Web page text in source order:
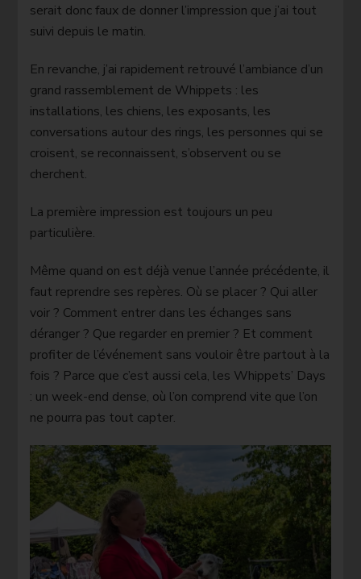
serait donc faux de donner l’impression que j’ai tout
suivi depuis le matin.
En revanche, j’ai rapidement retrouvé l’ambiance d’un
grand rassemblement de Whippets : les
installations, les chiens, les exposants, les
conversations autour des rings, les personnes qui se
croisent, se reconnaissent, s’observent ou se
cherchent.
La première impression est toujours un peu
particulière.
Même quand on est déjà venue l’année précédente, il
faut reprendre ses repères. Où se placer ? Qui aller
voir ? Comment entrer dans les échanges sans
déranger ? Que regarder en premier ? Et comment
profiter de l’événement sans vouloir être partout à la
fois ? Parce que c’est aussi cela, les Whippets’ Days
: un week-end dense, où l’on comprend vite que l’on
ne pourra pas tout capter.